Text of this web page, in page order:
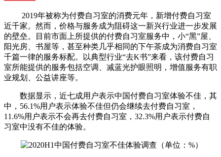
2019年被称为付费自习室的消费元年，新增付费自习室
近千家。然而，价格与服务成为阻碍这一新兴行业进一步发展
的壁垒。目前市面上所提供的付费自习室服务中，小“黑”屋、
阳光房、书屋等，甚至种类几乎相同的下午茶成为消费自习室
千篇一律的服务标配。以典型行业“去K书”来看，该付费自习
室所能提供的服务包括空调、减蓝光护眼照明，增值服务有职
业规划、公益讲座等。
数据显示，近七成用户表示中国付费自习室体验不佳，其
中，56.1%用户表示体验不佳但仍会继续去付费自习室，
11.6%用户表示不会再去付费自习室，32.3%用户表示付费自
习室中没有不佳的体验。